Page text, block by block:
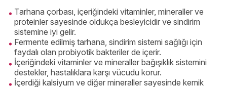
Tarhana çorbası, içeriğindeki vitaminler, mineraller ve
proteinler sayesinde oldukça besleyicidir ve sindirim
sistemine iyi gelir.
Fermente edilmiş tarhana, sindirim sistemi sağlığı için
faydalı olan probiyotik bakteriler de içerir.
İçeriğindeki vitaminler ve mineraller bağışıklık sistemini
destekler, hastalıklara karşı vücudu korur.
İçerdiği kalsiyum ve diğer mineraller sayesinde kemik